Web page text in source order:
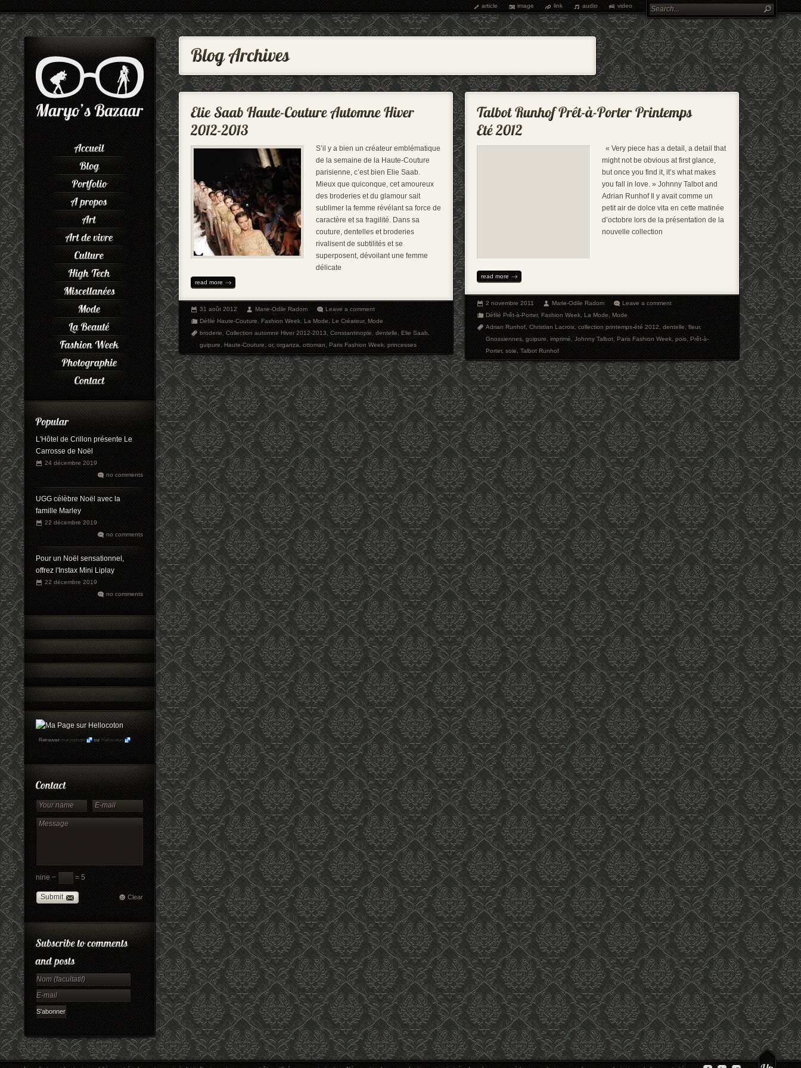
article image link audio video
L'Hôtel de Crillon présente Le
Carrosse de Noël
24 décembre 2019
no comments
UGG célèbre Noël avec la
famille Marley
22 décembre 2019
no comments
Pour un Noël sensationnel,
offrez l'Instax Mini Liplay
22 décembre 2019
no comments
Retrouvez maryophoto sur Hellocoton
nine − = 5
Submit Clear
S’il y a bien un créateur emblématique
de la semaine de la Haute-Couture
parisienne, c’est bien Elie Saab.
Mieux que quiconque, cet amoureux
des broderies et du glamour sait
sublimer la femme révélant sa force de
caractère et sa fragilité. Dans sa
couture, dentelles et broderies
rivalisent de subtilités et se
superposent, dévoilant une femme
délicate
read more
31 août 2012 Marie-Odile Radom
Leave a comment
Défilé Haute-Couture,Fashion Week,La Mode,Le Créateur,Mode
broderie,Collection automne Hiver 2012-2013,Constantinople,dentelle,Elie Saab,
guipure,Haute-Couture,or,organza,ottoman,Paris Fashion Week,princesses
« Very piece has a detail, a detail that
might not be obvious at first glance,
but once you find it, it’s what makes
you fall in love. » Johnny Talbot and
Adrian Runhof Il y avait comme un
petit air de dolce vita en cette matinée
d’octobre lors de la présentation de la
nouvelle collection
read more
2 novembre 2011 Marie-Odile Radom
Leave a comment
Défilé Prêt-à-Porter,Fashion Week,La Mode,Mode
Adrian Runhof,Christian Lacroix,collection printemps-été 2012,dentelle,fleur,
Gnossiennes,guipure,imprimé,Johnny Talbot,Paris Fashion Week,pois,Prêt-à-
Porter,soie,Talbot Runhof